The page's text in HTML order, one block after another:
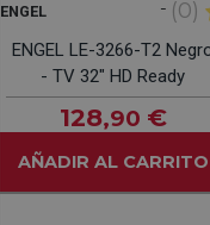
ENGEL - (0)
ENGEL LE-3266-T2
- TV 32" HD Ready
128,90 €
AÑADIR AL CARRITO